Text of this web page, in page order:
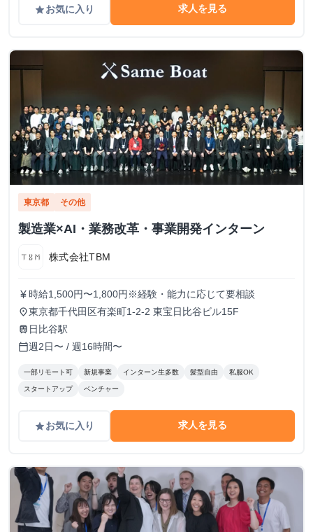
gradeお気に入り 求人を見る
東京都 その他
製造業×AI・業務改革・事業開発インターン
株式会社TBM
currency_yen 時給1,500円〜1,800円※経験・能力に応じて要相談
place東京都千代田区有楽町1-2-2 東宝日比谷ビル15F
train 日比谷駅
calendar_today週2日〜 / 週16時間〜
一部リモート可 新規事業 インターン生多数 髪型自由 私服OK
スタートアップ ベンチャー
gradeお気に入り 求人を見る